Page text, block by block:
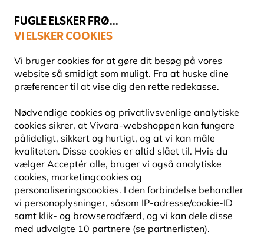
FUGLE ELSKER FRØ...
VI ELSKER COOKIES
Vi bruger cookies for at gøre dit besøg på vores
website så smidigt som muligt. Fra at huske dine
præferencer til at vise dig den rette redekasse.
Nødvendige cookies og privatlivsvenlige analytiske
cookies sikrer, at Vivara-webshoppen kan fungere
pålideligt, sikkert og hurtigt, og at vi kan måle
kvaliteten. Disse cookies er altid slået til. Hvis du
vælger Acceptér alle, bruger vi også analytiske
cookies, marketingcookies og
personaliseringscookies. I den forbindelse behandler
vi personoplysninger, såsom IP-adresse/cookie-ID
samt klik- og browseradfærd, og vi kan dele disse
med udvalgte 10 partnere (se partnerlisten).
Topbedømt i 11 lande
Fri fragt over 499 kr.
FUGLEFODERHUSE TIL FEDTSØJLER
Fuglefoderhus til fedtsøjler – ideelt til at fodre vilde
fugle med fedtsøjler og energikager. Perfekt til året
rundt foder og støtte til fuglene
produkter